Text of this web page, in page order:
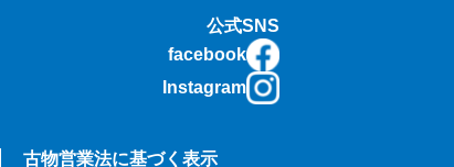
公式SNS
facebook
Instagram
古物営業法に基づく表示